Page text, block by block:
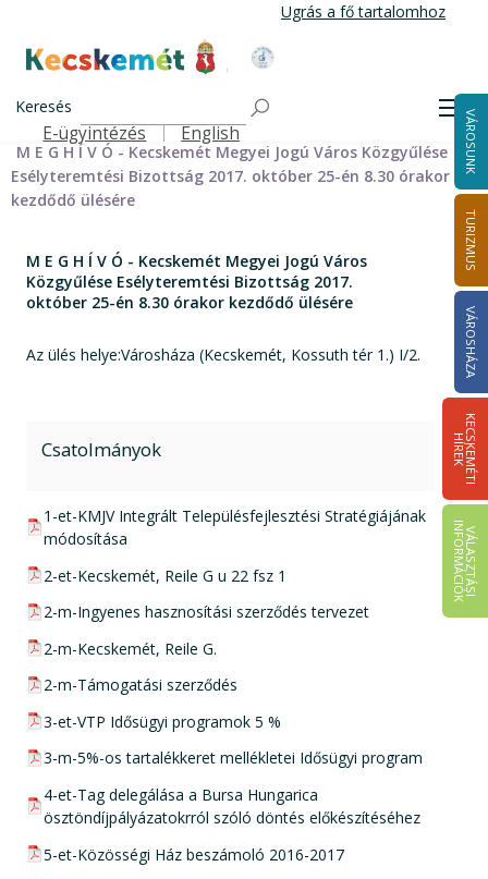
tartalomra
Ugrás a fő tartalomhoz
Kecskemét Város Honlapja
Keresés
Felső navigáció
E-ügyintézés English VÁROSUNK
TURIZMUS
VÁROSHÁZA
K
E
C
S
K
E
M
É
T
I
HÍ
R
E
K
V
Á
L
A
S
Z
T
Á
S
I
IN
F
O
R
M
Á
C
I
Ó
K
Önkormányzat
Bizottságok 2014-2024
Esélyteremtési Bizottság 2014-2024
Esélyteremtési Bizottság meghívói 2014-2019
M E G H Í V Ó - Kecskemét Megyei Jogú Város Közgyűlése
Esélyteremtési Bizottság 2017. október 25-én 8.30 órakor
kezdődő ülésére
M E G H Í V Ó - Kecskemét Megyei Jogú Város
Közgyűlése Esélyteremtési Bizottság 2017.
október 25-én 8.30 órakor kezdődő ülésére
Az ülés helye:Városháza (Kecskemét, Kossuth tér 1.) I/2.
Csatolmányok
pdf csatolmány:
1-et-KMJV Integrált Településfejlesztési Stratégiájának
módosítása
pdf csatolmány:
2-et-Kecskemét, Reile G u 22 fsz 1
pdf csatolmány:
2-m-Ingyenes hasznosítási szerződés tervezet
pdf csatolmány:
2-m-Kecskemét, Reile G.
pdf csatolmány:
2-m-Támogatási szerződés
pdf csatolmány:
3-et-VTP Idősügyi programok 5 %
pdf csatolmány:
3-m-5%-os tartalékkeret mellékletei Idősügyi program
pdf csatolmány:
4-et-Tag delegálása a Bursa Hungarica
ösztöndíjpályázatokrról szóló döntés előkészítéséhez
pdf csatolmány:
5-et-Közösségi Ház beszámoló 2016-2017